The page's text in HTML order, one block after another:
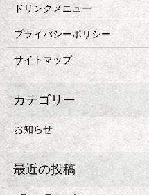
ドリンクメニュー
プライバシーポリシー
サイトマップ
お知らせ